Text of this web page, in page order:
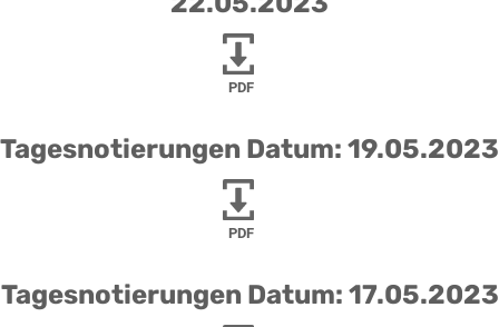
PDF
Tagesnotierungen Datum: 19.05.2023
PDF
Tagesnotierungen Datum: 17.05.2023